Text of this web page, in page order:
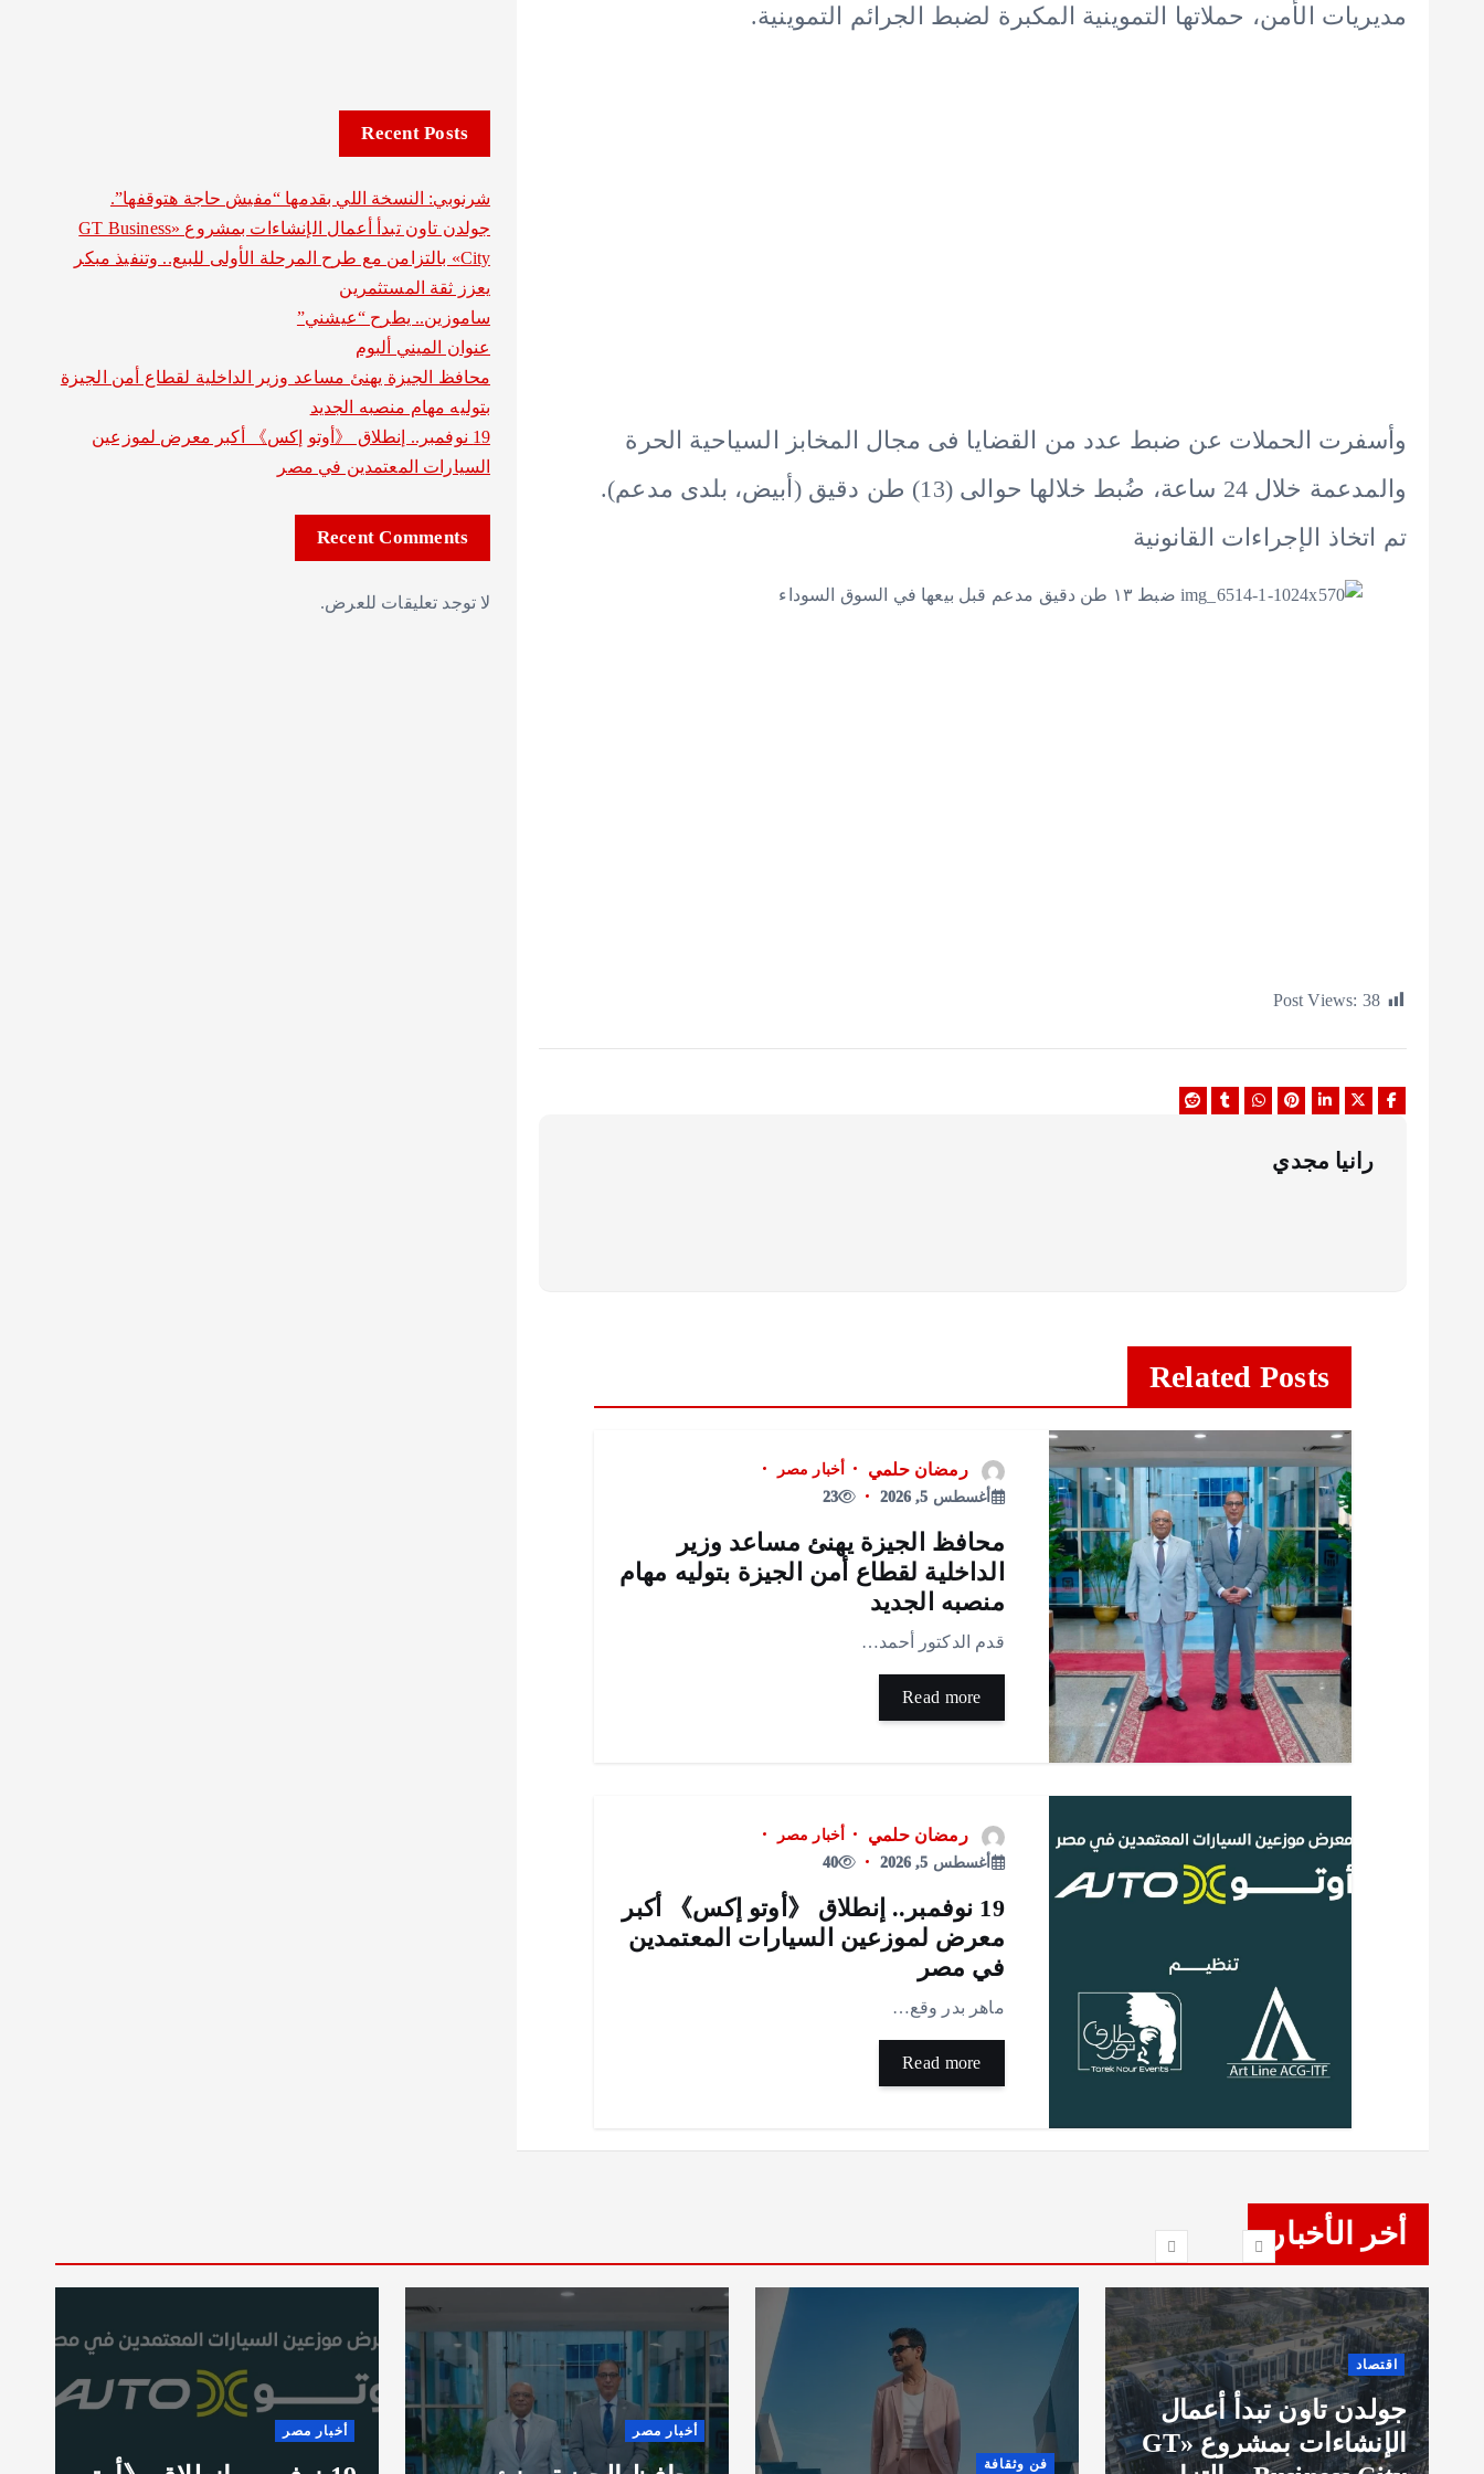
مديريات الأمن، حملاتها التموينية المكبرة لضبط الجرائم التموينية.
وأسفرت الحملات عن ضبط عدد من القضايا فى مجال المخابز السياحية الحرة
والمدعمة خلال 24 ساعة، ضُبط خلالها حوالى (13) طن دقيق (أبيض، بلدى مدعم).
تم اتخاذ الإجراءات القانونية
Post Views: 38
رانيا مجدي
Related Posts
رمضان حلمي
أخبار مصر
أغسطس 5, 2026
23
محافظ الجيزة يهنئ مساعد وزير
الداخلية لقطاع أمن الجيزة بتوليه مهام
منصبه الجديد
قدم الدكتور أحمد…
Read more
رمضان حلمي
أخبار مصر
أغسطس 5, 2026
40
19 نوفمبر.. إنطلاق 《أوتو إكس》 أكبر
معرض لموزعين السيارات المعتمدين
في مصر
ماهر بدر وقع…
Read more
Recent Posts
شرنوبي: النسخة اللي بقدمها “مفيش حاجة هتوقفها”.
جولدن تاون تبدأ أعمال الإنشاءات بمشروع «GT Business
City» بالتزامن مع طرح المرحلة الأولى للبيع.. وتنفيذ مبكر
يعزز ثقة المستثمرين
ساموزين.. يطرح “عيشني”
عنوان الميني ألبوم
محافظ الجيزة يهنئ مساعد وزير الداخلية لقطاع أمن الجيزة
بتوليه مهام منصبه الجديد
19 نوفمبر.. إنطلاق 《أوتو إكس》 أكبر معرض لموزعين
السيارات المعتمدين في مصر
Recent Comments
لا توجد تعليقات للعرض.
أخر الأخبار
أعمال
الإنشاءات بمشروع «GT
فن وثقافة
أخبار مصر
أخبار مصر